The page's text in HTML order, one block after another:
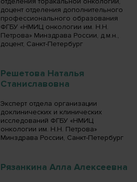
доцент отделения дополнительного
профессионального образования
ФГБУ «НМИЦ онкологии им. Н.Н.
Петрова» Минздрава России, д.м.н.,
доцент, Санкт-Петербург
Решетова Наталья
Станиславовна
Эксперт отдела организации
доклинических и клинических
исследований ФГБУ «НМИЦ
онкологии им. Н.Н. Петрова»
Минздрава России, Санкт-Петербург
Рязанкина Алла Алексеевна